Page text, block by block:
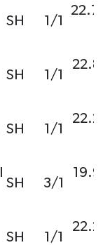
SH 1/1
SH 1/1
SH 1/1
SH 3/1
SH 1/1